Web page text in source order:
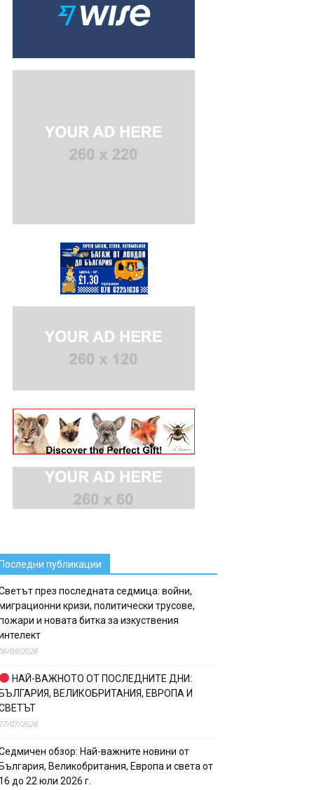
публикации
през последната седмица: войни,
кризи, политически трусове,
и новата битка за изкуствения
08/2026
НАЙ-ВАЖНОТО ОТ ПОСЛЕДНИТЕ ДНИ:
ВЕЛИКОБРИТАНИЯ, ЕВРОПА И
07/2026
обзор: Най-важните новини от
Великобритания, Европа и света от
до 22 юли 2026 г.